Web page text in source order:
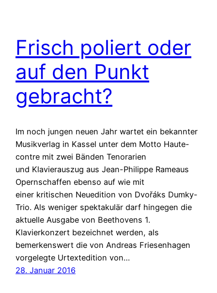
Frisch poliert oder
auf den Punkt
gebracht?
Im noch jungen neuen Jahr wartet ein bekannter
Musikverlag in Kassel unter dem Motto Haute-
contre mit zwei Bänden Tenorarien
und Klavierauszug aus Jean-Philippe Rameaus
Opernschaffen ebenso auf wie mit
einer kritischen Neuedition von Dvořáks Dumky-
Trio. Als weniger spektakulär darf hingegen die
aktuelle Ausgabe von Beethovens 1.
Klavierkonzert bezeichnet werden, als
bemerkenswert die von Andreas Friesenhagen
vorgelegte Urtextedition von…
28. Januar 2016